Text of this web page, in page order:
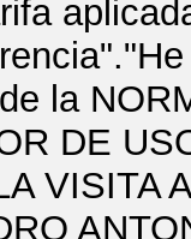
la
DE
VISITA